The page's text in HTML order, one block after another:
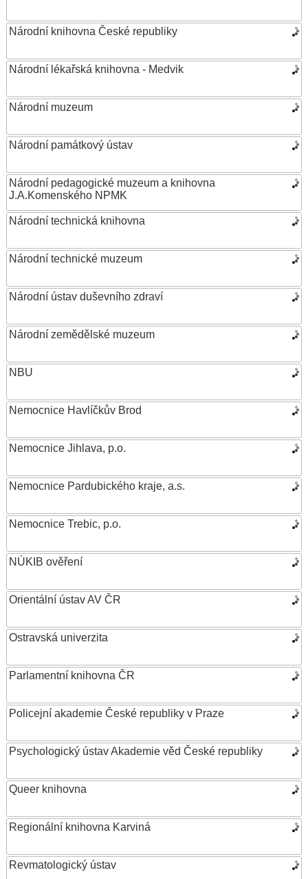
Národní knihovna České republiky
Národní lékařská knihovna - Medvik
Národní muzeum
Národní památkový ústav
Národní pedagogické muzeum a knihovna
J.A.Komenského NPMK
Národní technická knihovna
Národní technické muzeum
Národní ústav duševního zdraví
Národní zemědělské muzeum
NBU
Nemocnice Havlíčkův Brod
Nemocnice Jihlava, p.o.
Nemocnice Pardubického kraje, a.s.
Nemocnice Trebic, p.o.
NÚKIB ověření
Orientální ústav AV ČR
Ostravská univerzita
Parlamentní knihovna ČR
Policejní akademie České republiky v Praze
Psychologický ústav Akademie věd České republiky
Queer knihovna
Regionální knihovna Karviná
Revmatologický ústav